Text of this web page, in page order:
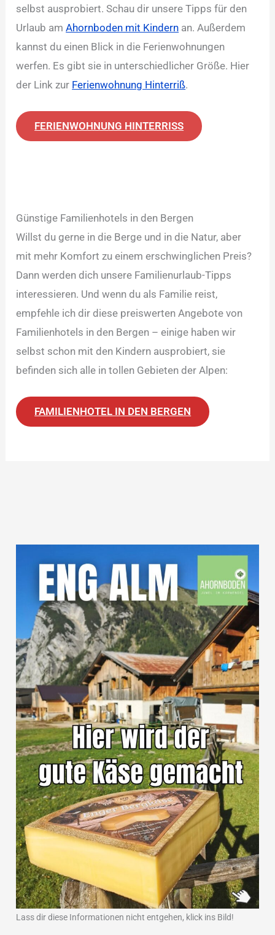
selbst ausprobiert. Schau dir unsere Tipps für den
Urlaub amAhornboden mit Kindern an. Außerdem
kannst du einen Blick in die Ferienwohnungen
werfen. Es gibt sie in unterschiedlicher Größe. Hier
der Link zur Ferienwohnung Hinterriß.
FERIENWOHNUNG HINTERRISS
Günstige Familienhotels in den Bergen
Willst du gerne in die Berge und in die Natur, aber
mit mehr Komfort zu einem erschwinglichen Preis?
Dann werden dich unsere Familienurlaub-Tipps
interessieren. Und wenn du als Familie reist,
empfehle ich dir diese preiswerten Angebote von
Familienhotels in den Bergen – einige haben wir
selbst schon mit den Kindern ausprobiert, sie
befinden sich alle in tollen Gebieten der Alpen:
FAMILIENHOTEL IN DEN BERGEN
Lass dir diese Informationen nicht entgehen, klick ins Bild!